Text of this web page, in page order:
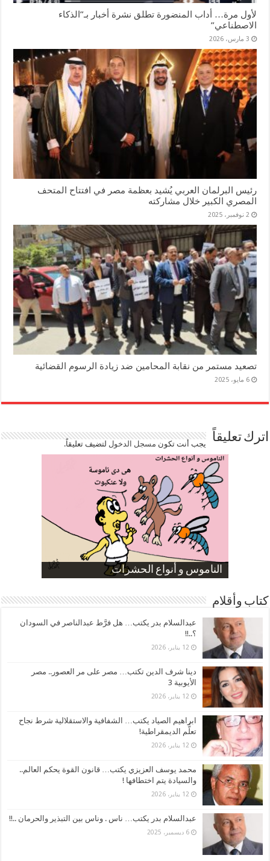
لأول مرة… أداب المنضورة تطلق نشرة أخبار بـ”الذكاء
الاصطناعي”
3 مارس، 2026
رئيس البرلمان العربي يُشيد بعظمة مصر في افتتاح المتحف
المصري الكبير خلال مشاركته
2 نوفمبر، 2025
تصعيد مستمر من نقابة المحامين ضد زيادة الرسوم القضائية
6 مايو، 2025
اترك تعليقاً يجب أنت تكون مسجل الدخوللتضيف تعليقاً.
الناموس و أنواع الحشرات
الموظفين بعد ارتفاع الأسعار
ارتفاع نسبة الطلاق في مصر
صورة كاركاتيرية
صورة كاركاتيرية
كتاب وأقلام
عبدالسلام بدر يكتب… هل فرَّط عبدالناصر في السودان
؟..!!
12 يناير، 2026
دينا شرف الدين تكتب… مصر على مر العصور.. مصر
الأيوبية 3
12 يناير، 2026
ابراهيم الصياد يكتب… الشفافية والاستقلالية شرط نجاح
تعلُّم الديمقراطية!
12 يناير، 2026
محمد يوسف العزيزي يكتب… قانون القوة يحكم العالم..
والسيادة يتم اختطافها !
12 يناير، 2026
عبدالسلام بدر يكتب… ناس . وناس بين التبذير والحرمان ..!!
6 ديسمبر، 2025